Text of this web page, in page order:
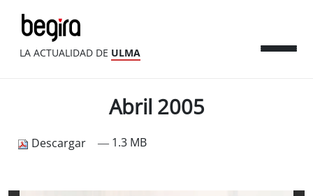
LA ACTUALIDAD DE ULMA
Abril 2005
Descargar — 1.3 MB